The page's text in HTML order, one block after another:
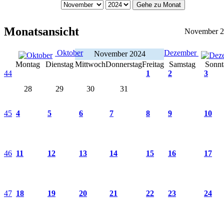
Gehe zu Monat
Monatsansicht November
Oktober November 2024
Dezember
Montag
Dienstag MittwochDonnerstagFreitag Samstag
44
28
29 30 31
1 2 3
45 4 5 6 7 8 9 10
46 11 12 13 14 15 16 17
47 18 19 20 21 22 23 24